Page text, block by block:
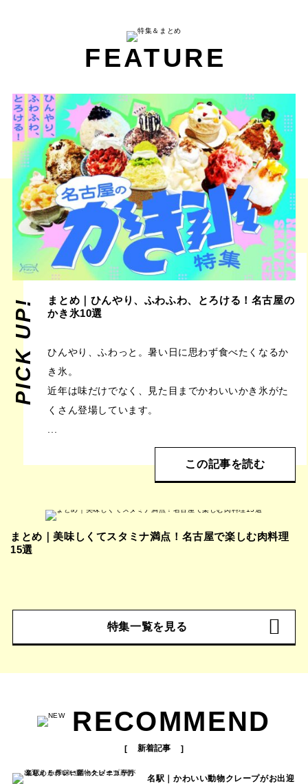
FEATURE
PICK UP!
まとめ｜ひんやり、ふわふわ、とろける！名古屋の
かき氷10選
ひんやり、ふわっと。暑い日に思わず食べたくなるか
き氷。
近年は味だけでなく、見た目までかわいいかき氷がた
くさん登場しています。
...
この記事を読む
まとめ｜美味しくてスタミナ満点！名古屋で楽しむ肉料理
15選
特集一覧を見る
RECOMMEND
新着記事
名駅｜かわいい動物クレープがお出迎